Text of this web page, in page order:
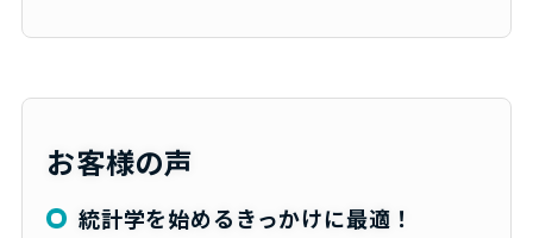
お客様の声
統計学を始めるきっかけに最適！